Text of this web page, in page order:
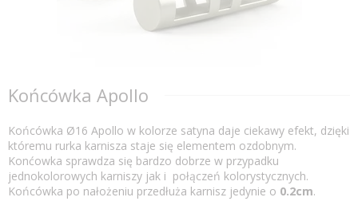
Końcówka Apollo
Końcówka Ø16 Apollo w kolorze satyna daje ciekawy efekt, dzięki
któremu rurka karnisza staje się elementem ozdobnym.
Konćowka sprawdza się bardzo dobrze w przypadku
jednokolorowych karniszy jak i połączeń kolorystycznych.
Końcówka po nałożeniu przedłuża karnisz jedynie o 0.2cm.